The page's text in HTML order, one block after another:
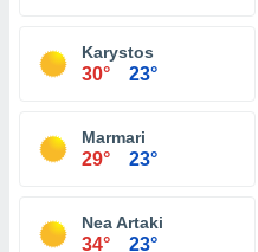
Karystos
30° 23°
Marmari
29° 23°
Nea Artaki
34° 23°